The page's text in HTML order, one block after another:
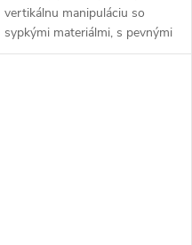
vertikálnu manipuláciu so
sypkými materiálmi, s pevnými
reťazami a karabinami pre